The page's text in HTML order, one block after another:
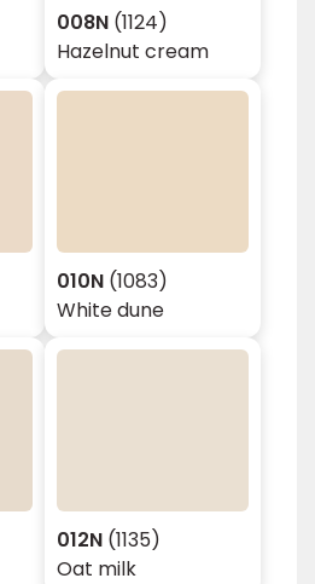
008N (1124)
Hazelnut cream
010N (1083)
White dune
012N (1135)
Oat milk